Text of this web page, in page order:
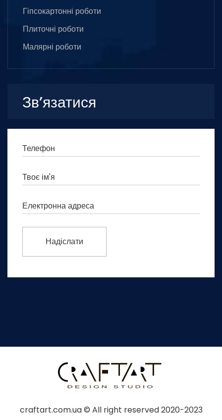
Гіпсокартонні роботи
Плиточні роботи
Малярні роботи
Зв’язатися
craftart.com.ua © All right reserved 2020-2023